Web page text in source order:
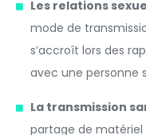
Les relations
mode de
s’accroît lors des
avec une personne
La transmission
partage de